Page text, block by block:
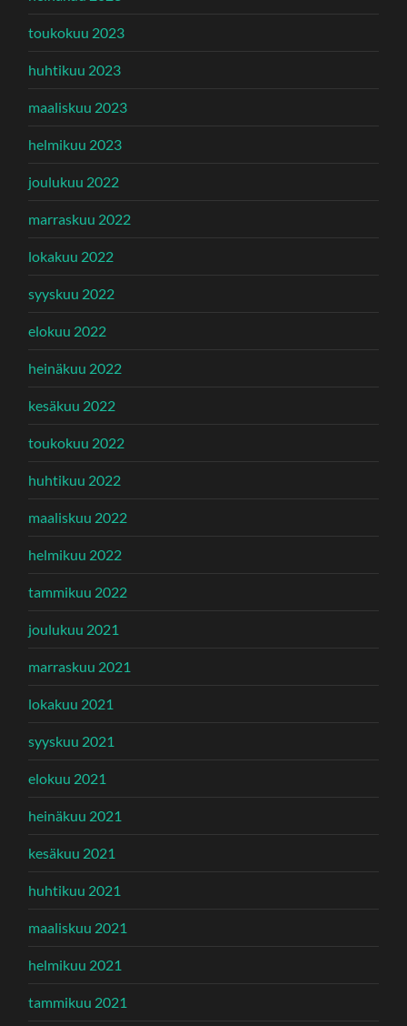
toukokuu 2023
huhtikuu 2023
maaliskuu 2023
helmikuu 2023
joulukuu 2022
marraskuu 2022
lokakuu 2022
syyskuu 2022
elokuu 2022
heinäkuu 2022
kesäkuu 2022
toukokuu 2022
huhtikuu 2022
maaliskuu 2022
helmikuu 2022
tammikuu 2022
joulukuu 2021
marraskuu 2021
lokakuu 2021
syyskuu 2021
elokuu 2021
heinäkuu 2021
kesäkuu 2021
huhtikuu 2021
maaliskuu 2021
helmikuu 2021
tammikuu 2021